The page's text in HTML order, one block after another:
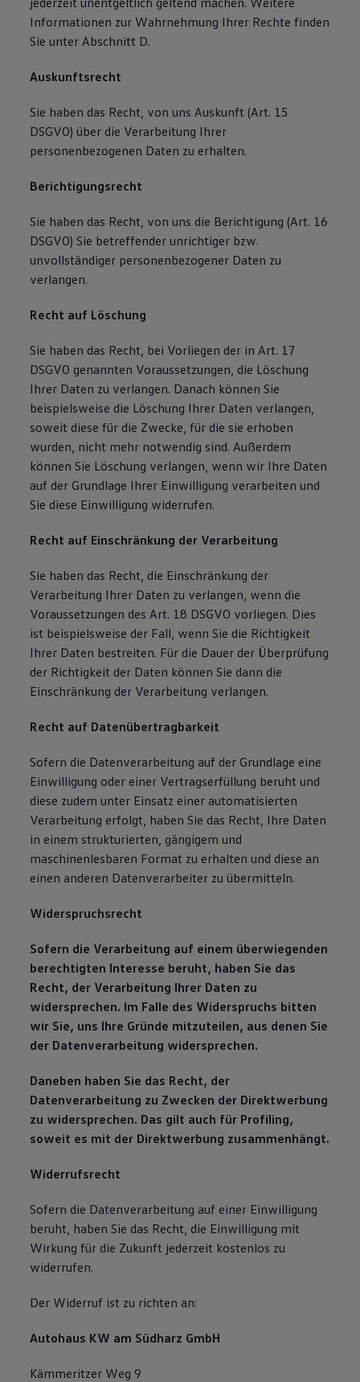
Informationen zur Wahrnehmung Ihrer Rechte finden
Sie unter Abschnitt D.
Auskunftsrecht
Sie haben das Recht, von uns Auskunft (Art. 15
DSGVO) über die Verarbeitung Ihrer
personenbezogenen Daten zu erhalten.
Berichtigungsrecht
Sie haben das Recht, von uns die Berichtigung (Art. 16
DSGVO) Sie betreffender unrichtiger bzw.
unvollständiger personenbezogener Daten zu
verlangen.
Recht auf Löschung
Sie haben das Recht, bei Vorliegen der in Art. 17
DSGVO genannten Voraussetzungen, die Löschung
Ihrer Daten zu verlangen. Danach können Sie
beispielsweise die Löschung Ihrer Daten verlangen,
soweit diese für die Zwecke, für die sie erhoben
wurden, nicht mehr notwendig sind. Außerdem
können Sie Löschung verlangen, wenn wir Ihre Daten
auf der Grundlage Ihrer Einwilligung verarbeiten und
Sie diese Einwilligung widerrufen.
Recht auf Einschränkung der Verarbeitung
Sie haben das Recht, die Einschränkung der
Verarbeitung Ihrer Daten zu verlangen, wenn die
Voraussetzungen des Art. 18 DSGVO vorliegen. Dies
ist beispielsweise der Fall, wenn Sie die Richtigkeit
Ihrer Daten bestreiten. Für die Dauer der Überprüfung
der Richtigkeit der Daten können Sie dann die
Einschränkung der Verarbeitung verlangen.
Recht auf Datenübertragbarkeit
Sofern die Datenverarbeitung auf der Grundlage eine
Einwilligung oder einer Vertragserfüllung beruht und
diese zudem unter Einsatz einer automatisierten
Verarbeitung erfolgt, haben Sie das Recht, Ihre Daten
in einem strukturierten, gängigem und
maschinenlesbaren Format zu erhalten und diese an
einen anderen Datenverarbeiter zu übermitteln.
Widerspruchsrecht
Sofern die Verarbeitung auf einem überwiegenden
berechtigten Interesse beruht, haben Sie das
Recht, der Verarbeitung Ihrer Daten zu
widersprechen. Im Falle des Widerspruchs bitten
wir Sie, uns Ihre Gründe mitzuteilen, aus denen Sie
der Datenverarbeitung widersprechen.
Daneben haben Sie das Recht, der
Datenverarbeitung zu Zwecken der Direktwerbung
zu widersprechen. Das gilt auch für Profiling,
soweit es mit der Direktwerbung zusammenhängt.
Widerrufsrecht
Sofern die Datenverarbeitung auf einer Einwilligung
beruht, haben Sie das Recht, die Einwilligung mit
Wirkung für die Zukunft jederzeit kostenlos zu
widerrufen.
Der Widerruf ist zu richten an:
Autohaus KW am Südharz GmbH
Kämmeritzer Weg 9